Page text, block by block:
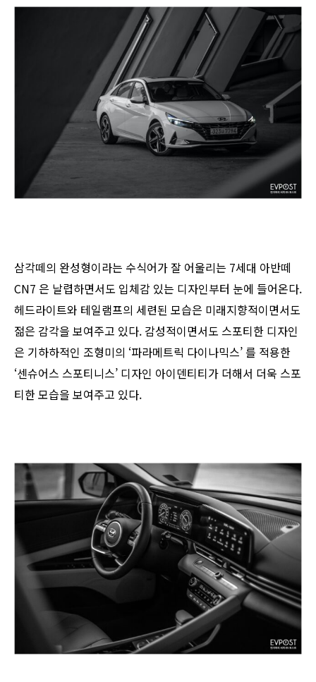
삼각떼의 완성형이라는 수식어가 잘 어울리는 7세대 아반떼
CN7 은 날렵하면서도 입체감 있는 디자인부터 눈에 들어온다.
헤드라이트와 테일램프의 세련된 모습은 미래지향적이면서도
젊은 감각을 보여주고 있다. 감성적이면서도 스포티한 디자인
은 기하하적인 조형미의 ‘파라메트릭 다이나믹스’ 를 적용한
‘센슈어스 스포티니스’ 디자인 아이덴티티가 더해서 더욱 스포
티한 모습을 보여주고 있다.